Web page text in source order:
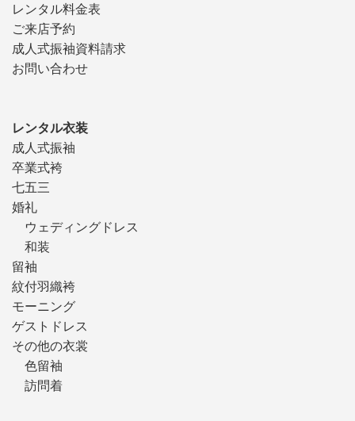
レンタル料金表
ご来店予約
成人式振袖資料請求
お問い合わせ
レンタル衣装
成人式振袖
卒業式袴
七五三
婚礼
ウェディングドレス
和装
留袖
紋付羽織袴
モーニング
ゲストドレス
その他の衣裳
色留袖
訪問着